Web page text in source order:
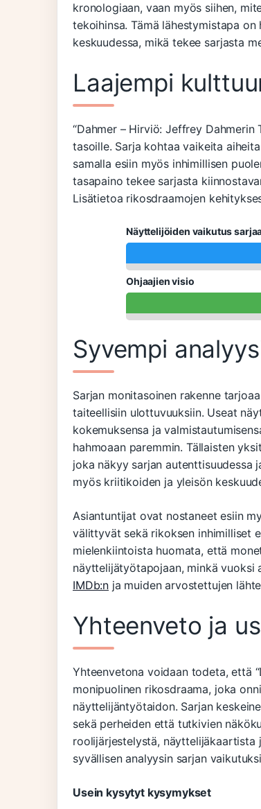
kronologiaan, vaan myös siihen,
tekoihinsa. Tämä lähestymistapa
keskuudessa, mikä tekee sarjasta
Laajempi
“Dahmer – Hirviö: Jeffrey Dahmerin
tasoille. Sarja kohtaa vaikeita
samalla esiin myös inhimillisen
tasapaino tekee sarjasta
Lisätietoa rikosdraamojen
Näyttelijöiden vaikutus
Ohjaajien visio
Syvempi
Sarjan monitasoinen rakenne
taiteellisiin ulottuvuuksiin. Useat
kokemuksensa ja
hahmoaan paremmin. Tällaisten
joka näkyy sarjan autenttisuudessa
myös kriitikoiden ja yleisön
Asiantuntijat ovat nostaneet esiin
välittyvät sekä rikoksen inhimilliset
mielenkiintoista huomata, että
näyttelijätyötapojaan, minkä vuoksi
IMDb:n ja muiden arvostettujen
Yhteenveto ja
Yhteenvetona voidaan todeta, että
monipuolinen rikosdraama, joka
näyttelijäntyötaidon. Sarjan
sekä perheiden että tutkivien
roolijärjestelystä, näyttelijäkaartista
syvällisen analyysin sarjan
Usein kysytyt kysymykset